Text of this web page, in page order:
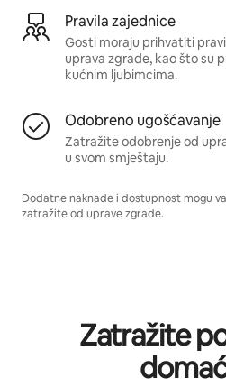
Pravila zajednice
Gosti moraju prihvatiti
uprava zgrade, kao što su
kućnim ljubimcima.
Odobreno ugošćavanje
Zatražite odobrenje od
u svom smještaju.
Dodatne naknade i dostupnost mogu
zatražite od uprave zgrade.
Zatražite